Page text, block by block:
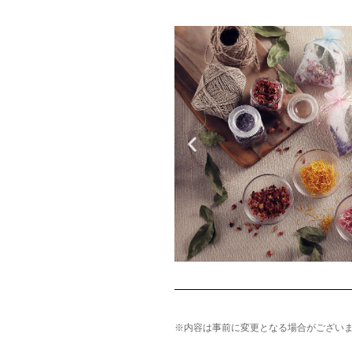
※内容は事前に変更となる場合がござい